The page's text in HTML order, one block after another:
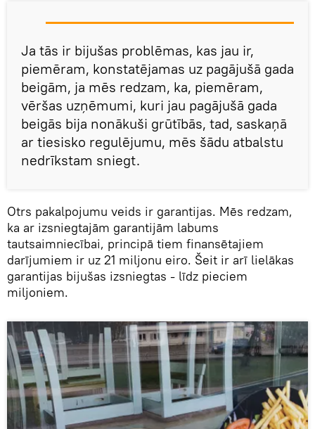
Ja tās ir bijušas problēmas, kas jau ir,
piemēram, konstatējamas uz pagājušā gada
beigām, ja mēs redzam, ka, piemēram,
vēršas uzņēmumi, kuri jau pagājušā gada
beigās bija nonākuši grūtībās, tad, saskaņā
ar tiesisko regulējumu, mēs šādu atbalstu
nedrīkstam sniegt.
Otrs pakalpojumu veids ir garantijas. Mēs redzam,
ka ar izsniegtajām garantijām labums
tautsaimniecībai, principā tiem finansētajiem
darījumiem ir uz 21 miljonu eiro. Šeit ir arī lielākas
garantijas bijušas izsniegtas - līdz pieciem
miljoniem.